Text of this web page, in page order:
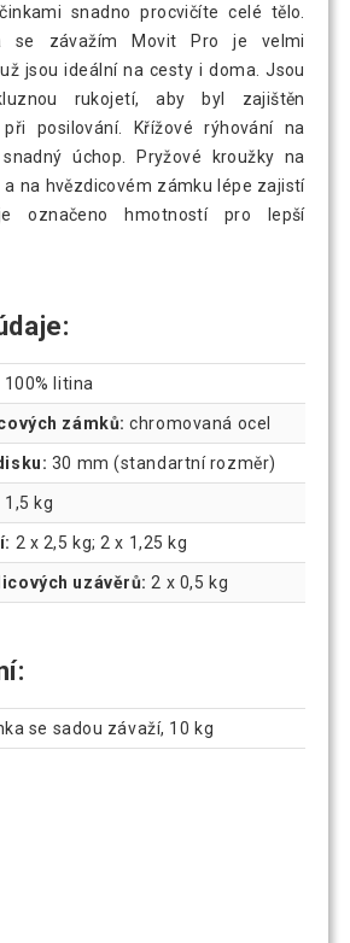
snadno procvičíte celé tělo.
se závažím Movit Pro je velmi
jsou ideální na cesty i doma. Jsou
rukojetí, aby byl zajištěn
posilování. Křížové rýhování na
úchop. Pryžové kroužky na
na hvězdicovém zámku lépe zajistí
označeno hmotností pro lepší
100% litina
zámků: chromovaná ocel
30 mm (standartní rozměr)
1,5 kg
2 x 2,5 kg; 2 x 1,25 kg
uzávěrů: 2 x 0,5 kg
se sadou závaží, 10 kg